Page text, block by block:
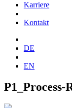
Karriere
Kontakt
DE
EN
P1_Process-